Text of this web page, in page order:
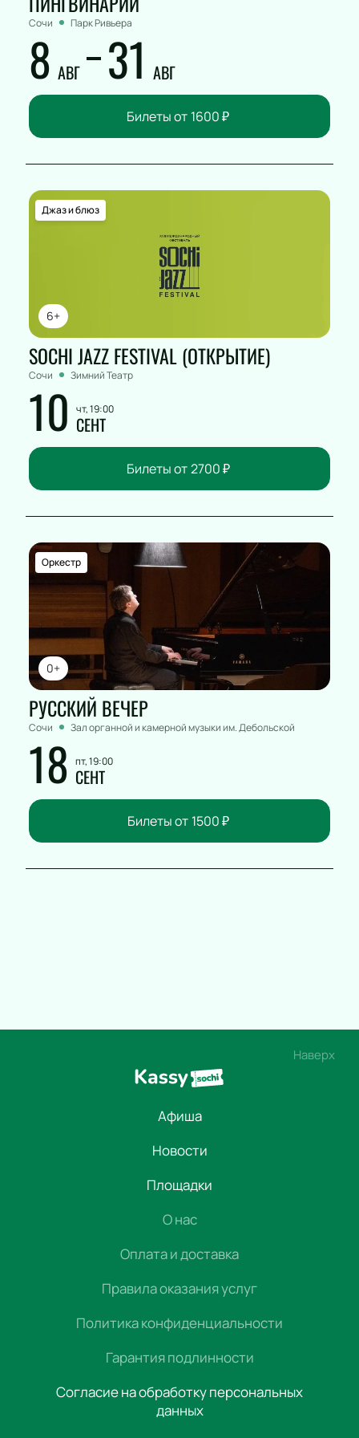
Сочи Парк Ривьера
8 АВГ 31 АВГ
Билеты от 1600₽
6+
Джаз и блюз
SOCHI JAZZ FESTIVAL (ОТКРЫТИЕ)
Сочи Зимний Театр
10 чт, 19:00
СЕНТ
Билеты от 2700₽
0+
Оркестр
РУССКИЙ ВЕЧЕР
Сочи Зал органной и камерной музыки им. Дебольской
18 пт, 19:00
СЕНТ
Билеты от 1500₽
Наверх
Афиша
Новости
Площадки
О нас
Оплата и доставка
Правила оказания услуг
Политика конфиденциальности
Гарантия подлинности
Согласие на обработку персональных
данных